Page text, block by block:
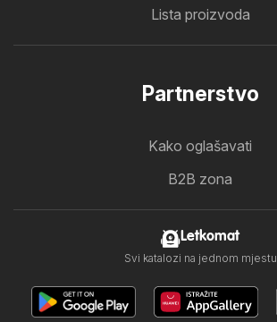
Lista proizvoda
Partnerstvo
Kako oglašavati
B2B zona
Letkomat
Svi katalozi na jednom mjestu